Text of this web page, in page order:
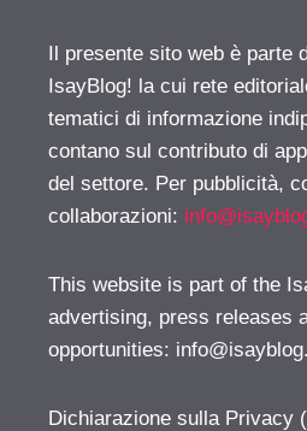
Il presente sito web è parte
IsayBlog! la cui rete
tematici di informazione
contano sul contributo di
del settore. Per pubblicità,
collaborazioni:
This website is part of the
advertising, press releases
opportunities:
Dichiarazione sulla Privacy